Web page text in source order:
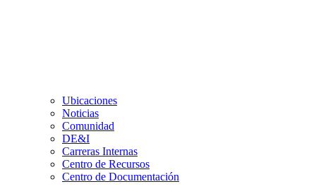
Ubicaciones
Noticias
Comunidad
DE&I
Carreras Internas
Centro de Recursos
Centro de Documentación